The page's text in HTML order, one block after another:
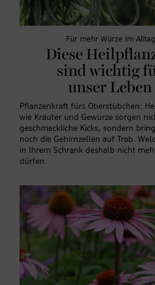
Für mehr Würze im Alltag
Diese
sind wichtig
unser Leben
Pflanzenkraft fürs Oberstübchen:
wie Kräuter und Gewürze sorgen
geschmackliche Kicks, sondern
noch die Gehirnzellen auf Trab.
in Ihrem Schrank deshalb nicht
dürfen.